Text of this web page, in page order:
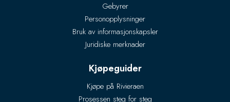
Gebyrer
Personopplysninger
Bruk av informasjonskapsler
Juridiske merknader
Kjøpeguider
Kjøpe på Rivieraen
Prosessen steg for steg